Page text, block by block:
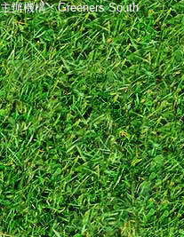
主辦機構：Greeners South